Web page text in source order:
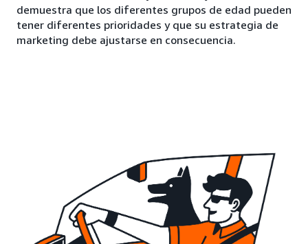
demuestra que los diferentes grupos de edad pueden
tener diferentes prioridades y que su estrategia de
marketing debe ajustarse en consecuencia.